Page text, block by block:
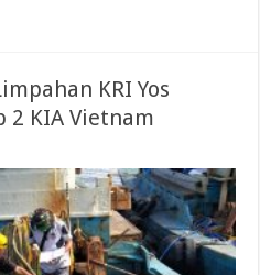
KRI Yos
2 KIA Vietnam